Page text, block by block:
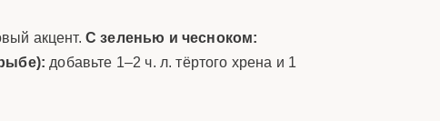
акцент. С зеленью и чесноком:
добавьте 1–2 ч. л. тёртого хрена и 1